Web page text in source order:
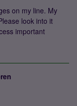
on my line. My
look into it
important